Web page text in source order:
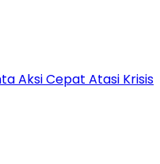
Aksi Cepat Atasi Krisis